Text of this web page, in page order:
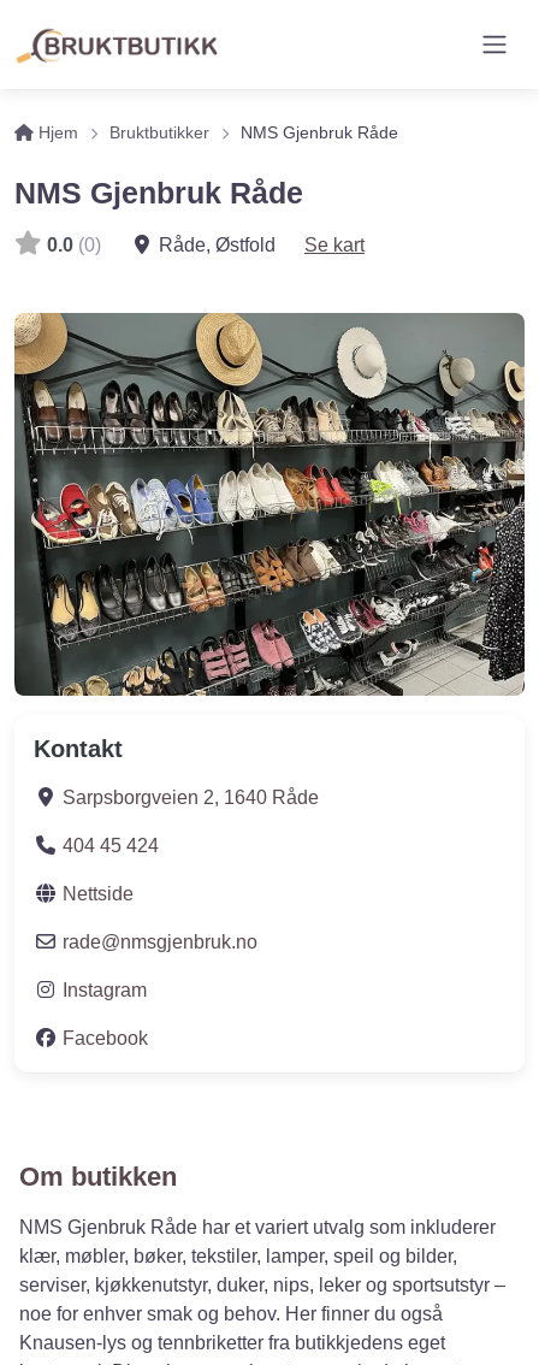
Hjem Bruktbutikker NMS Gjenbruk Råde
NMS Gjenbruk Råde
0.0 (0) Råde, Østfold Se kart
Kontakt
Sarpsborgveien 2, 1640 Råde
404 45 424
Nettside
rade@nmsgjenbruk.no
Instagram
Facebook
Om butikken
NMS Gjenbruk Råde har et variert utvalg som inkluderer
klær, møbler, bøker, tekstiler, lamper, speil og bilder,
serviser, kjøkkenutstyr, duker, nips, leker og sportsutstyr –
noe for enhver smak og behov. Her finner du også
Knausen-lys og tennbriketter fra butikkjedens eget